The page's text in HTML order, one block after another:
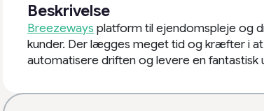
Beskrivelse
Breezeways platform til ejendomspleje og
kunder. Der lægges meget tid og kræfter i
automatisere driften og levere en fantastisk